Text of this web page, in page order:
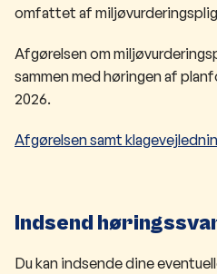
omfattet af
Afgørelsen om
sammen med høringen af
2026.
Afgørelsen samt
Indsend
Du kan indsende dine